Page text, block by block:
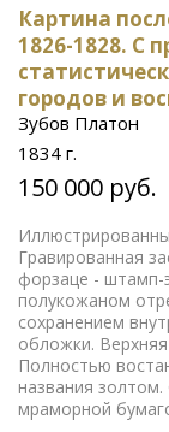
Картина
1826-1828. С
городов и
Зубов Платон
1834 г.
150 000 руб.
Гравированная
форзаце - штамп-
полукожаном
сохранением
обложки.
Полностью
названия
мраморной